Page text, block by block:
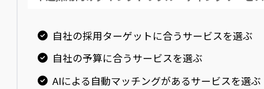
自社の採用ターゲットに合うサービスを選ぶ
自社の予算に合うサービスを選ぶ
AIによる自動マッチングがあるサービスを選ぶ